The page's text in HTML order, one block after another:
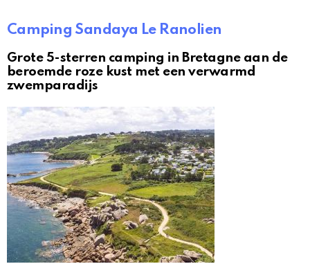
Camping Sandaya Le Ranolien
Grote 5-sterren camping in Bretagne aan de
beroemde roze kust met een verwarmd
zwemparadijs